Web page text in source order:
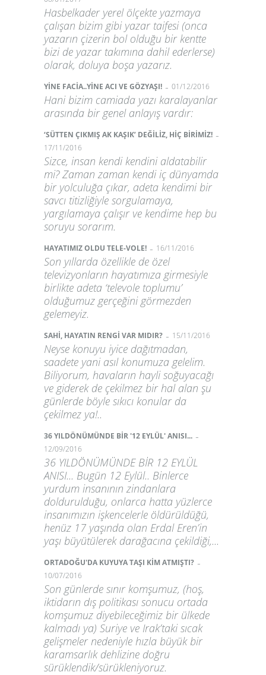
Hasbelkader yerel ölçekte yazmaya
çalışan bizim gibi yazar taifesi (onca
yazarın çizerin bol olduğu bir kentte
bizi de yazar takımına dahil ederlerse)
olarak, doluya boşa yazarız.
YİNE FACİA..YİNE ACI VE GÖZYAŞI! - 01/12/2016
Hani bizim camiada yazı karalayanlar
arasında bir genel anlayış vardır:
‘SÜTTEN ÇIKMIŞ AK KAŞIK’ DEĞİLİZ, HİÇ BİRİMİZ! -
17/11/2016
Sizce, insan kendi kendini aldatabilir
mi? Zaman zaman kendi iç dünyamda
bir yolculuğa çıkar, adeta kendimi bir
savcı titizliğiyle sorgulamaya,
yargılamaya çalışır ve kendime hep bu
soruyu sorarım.
HAYATIMIZ OLDU TELE-VOLE! - 16/11/2016
Son yıllarda özellikle de özel
televizyonların hayatımıza girmesiyle
birlikte adeta ‘televole toplumu’
olduğumuz gerçeğini görmezden
gelemeyiz.
SAHİ, HAYATIN RENGİ VAR MIDIR? - 15/11/2016
Neyse konuyu iyice dağıtmadan,
saadete yani asıl konumuza gelelim.
Biliyorum, havaların hayli soğuyacağı
ve giderek de çekilmez bir hal alan şu
günlerde böyle sıkıcı konular da
çekilmez ya!..
36 YILDÖNÜMÜNDE BİR '12 EYLÜL' ANISI... -
12/09/2016
36 YILDÖNÜMÜNDE BİR 12 EYLÜL
ANISI... Bugün 12 Eylül.. Binlerce
yurdum insanının zindanlara
doldurulduğu, onlarca hatta yüzlerce
insanımızın işkencelerle öldürüldüğü,
henüz 17 yaşında olan Erdal Eren’in
yaşı büyütülerek darağacına çekildiği,...
ORTADOĞU'DA KUYUYA TAŞI KİM ATMIŞTI? -
10/07/2016
Son günlerde sınır komşumuz, (hoş,
iktidarın dış politikası sonucu ortada
komşumuz diyebileceğimiz bir ülkede
kalmadı ya) Suriye ve Irak’taki sıcak
gelişmeler nedeniyle hızla büyük bir
karamsarlık dehlizine doğru
sürüklendik/sürükleniyoruz.